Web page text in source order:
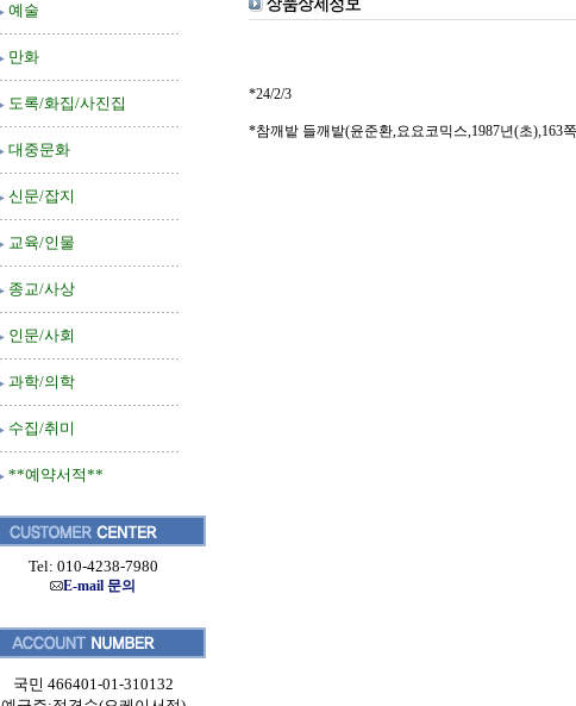
예술
만화
도록/화집/사진집
대중문화
신문/잡지
교육/인물
종교/사상
인문/사회
과학/의학
수집/취미
**예약서적**
Tel: 010-4238-7980
E-mail 문의
국민 466401-01-310132
*24/2/3
*참깨밭 들깨밭(윤준환,요요코믹스,1987년(초),163